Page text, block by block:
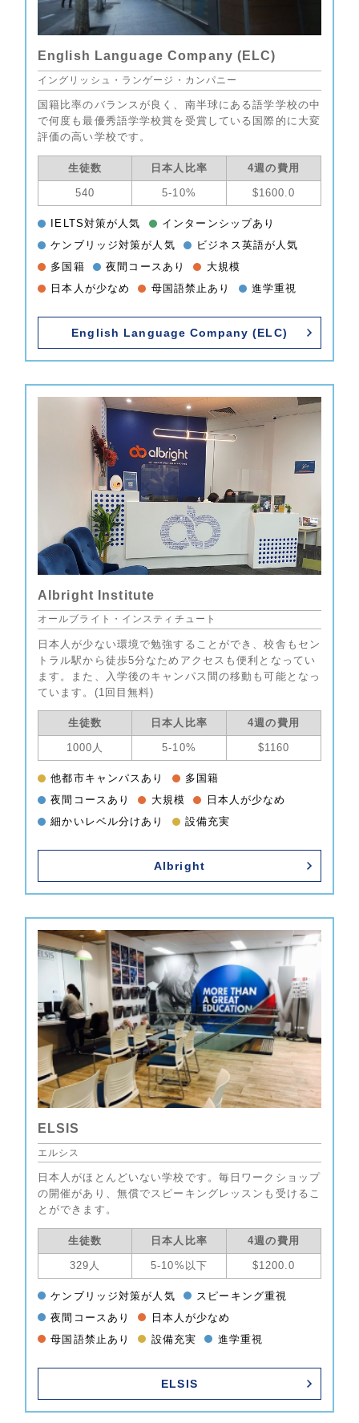
English Language Company (ELC)
イングリッシュ・ランゲージ・カンパニー
国籍比率のバランスが良く、南半球にある語学学校の中
で何度も最優秀語学学校賞を受賞している国際的に大変
評価の高い学校です。
生徒数 日本人比率 4週の費用
540 5-10% $1600.0
IELTS対策が人気
インターンシップあり
ケンブリッジ対策が人気
ビジネス英語が人気
多国籍
夜間コースあり
大規模
日本人が少なめ
母国語禁止あり 進学重視
English Language Company (ELC)
Albright Institute
オールブライト・インスティチュート
日本人が少ない環境で勉強することができ、校舎もセン
トラル駅から徒歩5分なためアクセスも便利となってい
ます。また、入学後のキャンパス間の移動も可能となっ
ています。(1回目無料)
生徒数 日本人比率 4週の費用
1000人 5-10% $1160
他都市キャンパスあり
多国籍
夜間コースあり
大規模
日本人が少なめ
細かいレベル分けあり
設備充実
Albright
ELSIS
エルシス
日本人がほとんどいない学校です。毎日ワークショップ
の開催があり、無償でスピーキングレッスンも受けるこ
とができます。
生徒数 日本人比率 4週の費用
329人 5-10%以下 $1200.0
ケンブリッジ対策が人気
スピーキング重視
夜間コースあり
日本人が少なめ
母国語禁止あり
設備充実 進学重視
ELSIS